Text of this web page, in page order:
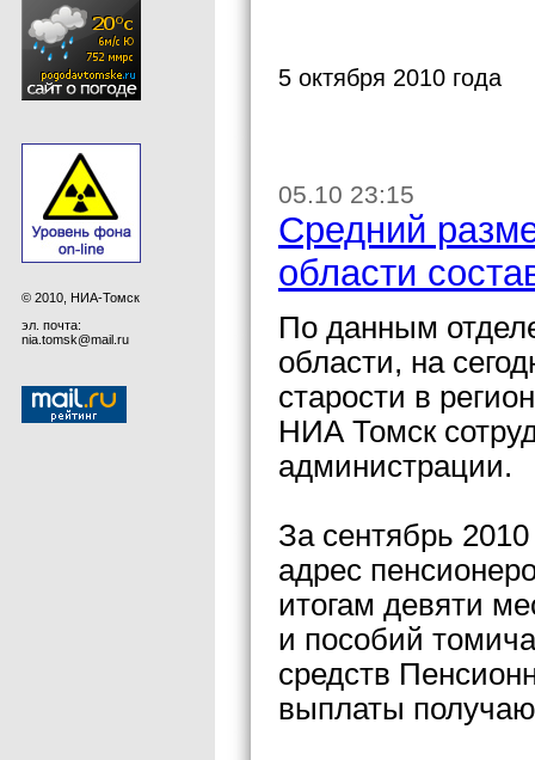
© 2010, НИА-Томск
эл. почта:
nia.tomsk@mail.ru
5 октября 2010 года
05.10 23:15
Средний
области
По данным
области, на
старости в
НИА Томск
администрации.
За сентябрь
адрес
итогам девяти
и пособий
средств
выплаты